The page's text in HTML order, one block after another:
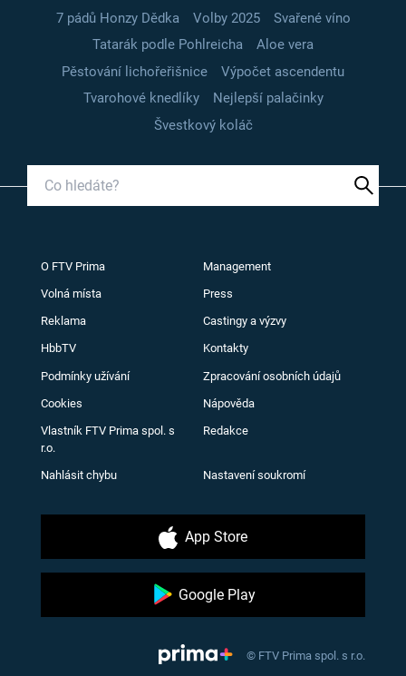
7 pádů Honzy Dědka
Volby 2025
Svařené víno
Tatarák podle Pohlreicha
Aloe vera
Pěstování lichořeřišnice
Výpočet ascendentu
Tvarohové knedlíky
Nejlepší palačinky
Švestkový koláč
O FTV Prima Management
Volná místa Press
Reklama Castingy a výzvy
HbbTV Kontakty
Podmínky užívání Zpracování osobních údajů
Cookies Nápověda
Vlastník FTV Prima spol. s
r.o.
Redakce
Nahlásit chybu Nastavení soukromí
App Store
Google Play
© FTV Prima spol. s r.o.